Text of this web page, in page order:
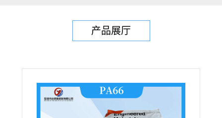
LS95G35DH1 NC010 玻纤增强 高强度 热稳定性
产品展厅